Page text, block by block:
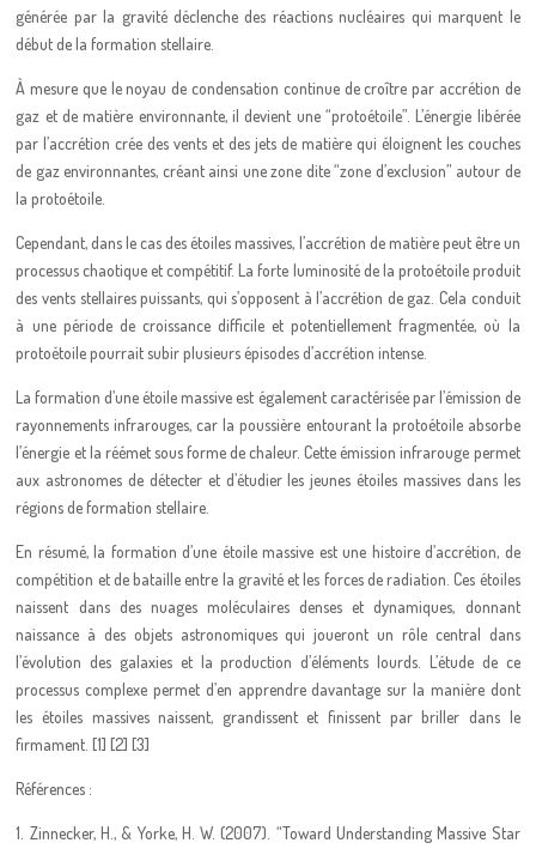
générée par la gravité déclenche des réactions nucléaires qui marquent le
début de la formation stellaire.
À mesure que le noyau de condensation continue de croître par accrétion de
gaz et de matière environnante, il devient une “protoétoile”. L’énergie libérée
par l’accrétion crée des vents et des jets de matière qui éloignent les couches
de gaz environnantes, créant ainsi une zone dite “zone d’exclusion” autour de
la protoétoile.
Cependant, dans le cas des étoiles massives, l’accrétion de matière peut être un
processus chaotique et compétitif. La forte luminosité de la protoétoile produit
des vents stellaires puissants, qui s’opposent à l’accrétion de gaz. Cela conduit
à une période de croissance difficile et potentiellement fragmentée, où la
protoétoile pourrait subir plusieurs épisodes d’accrétion intense.
La formation d’une étoile massive est également caractérisée par l’émission de
rayonnements infrarouges, car la poussière entourant la protoétoile absorbe
l’énergie et la réémet sous forme de chaleur. Cette émission infrarouge permet
aux astronomes de détecter et d’étudier les jeunes étoiles massives dans les
régions de formation stellaire.
En résumé, la formation d’une étoile massive est une histoire d’accrétion, de
compétition et de bataille entre la gravité et les forces de radiation. Ces étoiles
naissent dans des nuages moléculaires denses et dynamiques, donnant
naissance à des objets astronomiques qui joueront un rôle central dans
l’évolution des galaxies et la production d’éléments lourds. L’étude de ce
processus complexe permet d’en apprendre davantage sur la manière dont
les étoiles massives naissent, grandissent et finissent par briller dans le
firmament. [1] [2] [3]
Références :
1. Zinnecker, H., & Yorke, H. W. (2007). “Toward Understanding Massive Star